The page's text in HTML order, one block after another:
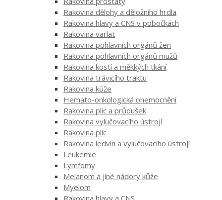
Rakovina dělohy a děložního hrdla
Rakovina hlavy a CNS v pobočkách
Rakovina varlat
Rakovina pohlavních orgánů žen
Rakovina pohlavních orgánů mužů
Rakovina kostí a měkkých tkání
Rakovina trávicího traktu
Rakovina kůže
Hemato-onkologická onemocnění
Rakovina plic a průdušek
Rakovina vylučovacího ústrojí
Rakovina plic
Rakovina ledvin a vylučovacího ústrojí
Leukemie
Lymfomy
Melanom a jiné nádory kůže
Myelom
Rakovina hlavy a CNS